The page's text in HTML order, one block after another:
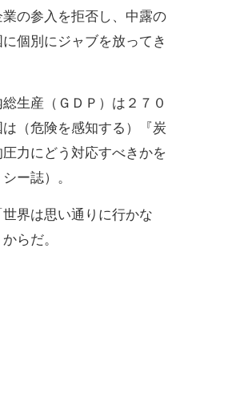
の参入を拒否し、中露の
個別にジャブを放ってき
生産（ＧＤＰ）は２７０
（危険を感知する）『炭
力にどう対応すべきかを
ー誌）。
界は思い通りに行かな
らだ。